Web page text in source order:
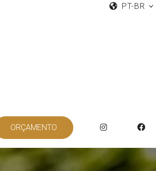
ORÇAMENTO
PT-BR